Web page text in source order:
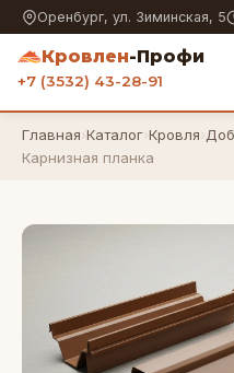
Оренбург, ул. Зиминская, 5
Кровлен-Профи
+7 (3532) 43-28-91
Главная›Каталог›Кровля›
Карнизная планка